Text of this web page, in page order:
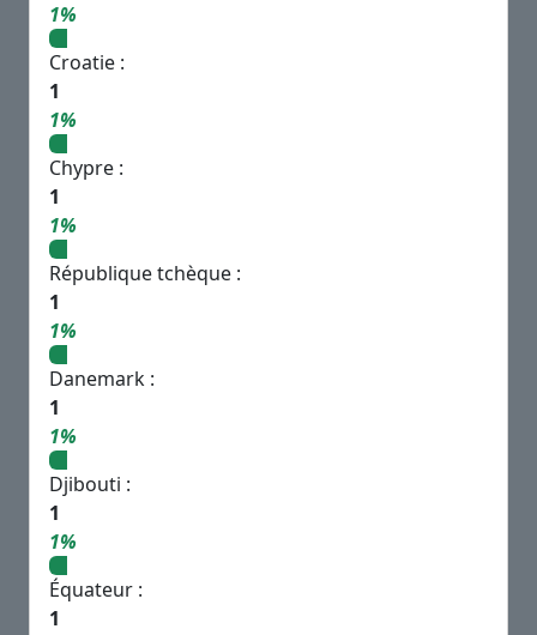
1%
Croatie :
1
1%
Chypre :
1
1%
République tchèque :
1
1%
Danemark :
1
1%
Djibouti :
1
1%
Équateur :
1